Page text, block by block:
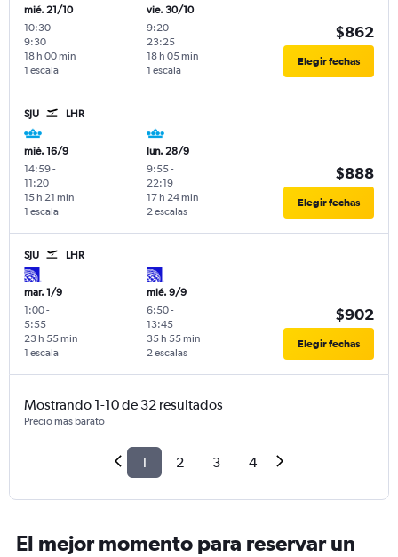
mié. 21/10
10:30-
9:30
1 escala
18 h 00 min
vie. 30/10
9:20-
23:25
1 escala
18 h 05 min
$862
Elegir fechas
SJU LHR
mié. 16/9
14:59-
11:20
1 escala
15 h 21 min
lun. 28/9
9:55-
22:19
2 escalas
17 h 24 min
$888
Elegir fechas
SJU LHR
mar. 1/9
1:00-
5:55
1 escala
23 h 55 min
mié. 9/9
6:50-
13:45
2 escalas
35 h 55 min
$902
Elegir fechas
Mostrando 1-10 de 32 resultados
Precio más barato
1 2 3 4
El mejor momento para reservar un